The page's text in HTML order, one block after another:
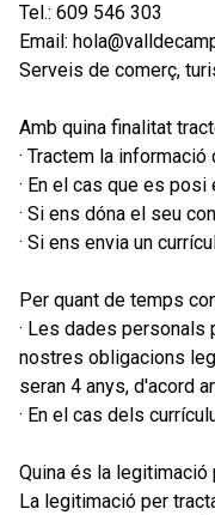
Tel.: 609 546 303
Email:
Serveis de comerç,
Amb quina finalitat
· Tractem la
· En el cas que es
· Si ens dóna el seu
· Si ens envia un
Per quant de temps
· Les dades
nostres obligacions
seran 4 anys, d'acord
· En el cas dels
Quina és la
La legitimació per